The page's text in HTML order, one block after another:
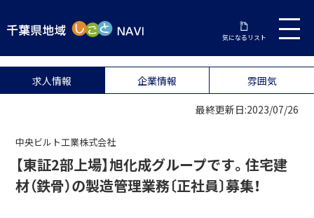
気になるリスト
求人情報 企業情報 雰囲気
最終更新日:2023/07/26
中央ビルト工業株式会社
【東証2部上場】旭化成グループです。住宅建
材（鉄骨）の製造管理業務〔正社員〕募集！